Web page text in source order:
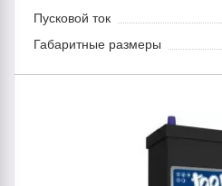
Пусковой ток
Габаритные размеры